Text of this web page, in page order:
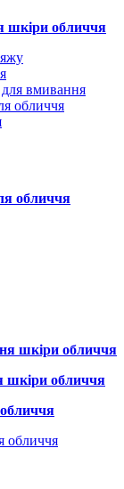
шкіри обличчя
вмивання
обличчя
обличчя
шкіри обличчя
шкіри обличчя
обличчя